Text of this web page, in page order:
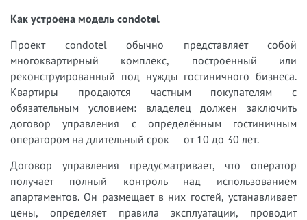
Как устроена модель condotel
Проект condotel обычно представляет собой
многоквартирный комплекс, построенный или
реконструированный под нужды гостиничного бизнеса.
Квартиры продаются частным покупателям с
обязательным условием: владелец должен заключить
договор управления с определённым гостиничным
оператором на длительный срок — от 10 до 30 лет.
Договор управления предусматривает, что оператор
получает полный контроль над использованием
апартаментов. Он размещает в них гостей, устанавливает
цены, определяет правила эксплуатации, проводит